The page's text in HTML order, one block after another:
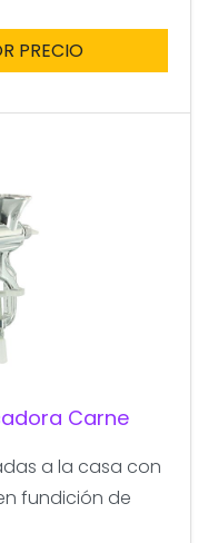
PRECIO
Carne
a la casa con
fundición de